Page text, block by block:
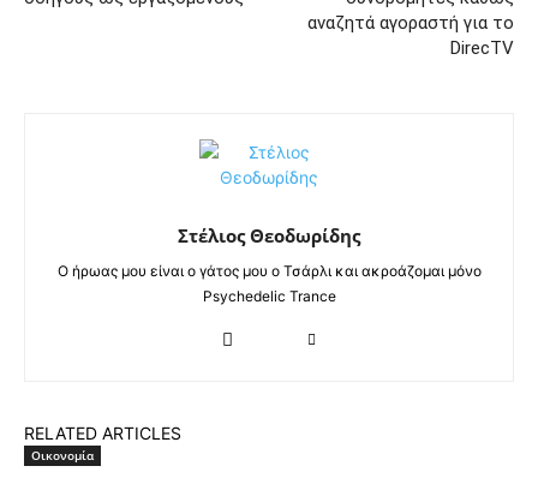
αναζητά αγοραστή για το
DirecTV
Στέλιος Θεοδωρίδης
Ο ήρωας μου είναι ο γάτος μου ο Τσάρλι και ακροάζομαι μόνο
Psychedelic Trance
RELATED ARTICLES
Οικονομία